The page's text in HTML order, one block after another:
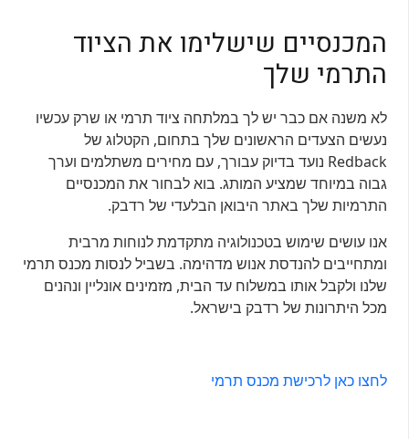
המכנסיים שישלימו את הציוד
התרמי שלך
לא משנה אם כבר יש לך במלתחה ציוד תרמי או שרק עכשיו
נעשים הצעדים הראשונים שלך בתחום, הקטלוג של
Redback נועד בדיוק עבורך, עם מחירים משתלמים וערך
גבוה במיוחד שמציע המותג. בוא לבחור את המכנסיים
התרמיות שלך באתר היבואן הבלעדי של רדבק.
אנו עושים שימוש בטכנולוגיה מתקדמת לנוחות מרבית
ומתחייבים להנדסת אנוש מדהימה. בשביל לנסות מכנס תרמי
שלנו ולקבל אותו במשלוח עד הבית, מזמינים אונליין ונהנים
מכל היתרונות של רדבק בישראל.
לחצו כאן לרכישת מכנס תרמי